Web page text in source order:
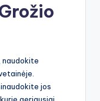
naudokite
jos